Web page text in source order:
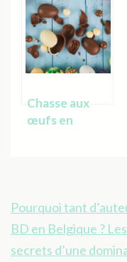
Watch parfait
pour votre
poignet
Chasse aux
œufs en
Navigation
de
l’article
Pourquoi tant
BD en Belgique ? Les
secrets d’une